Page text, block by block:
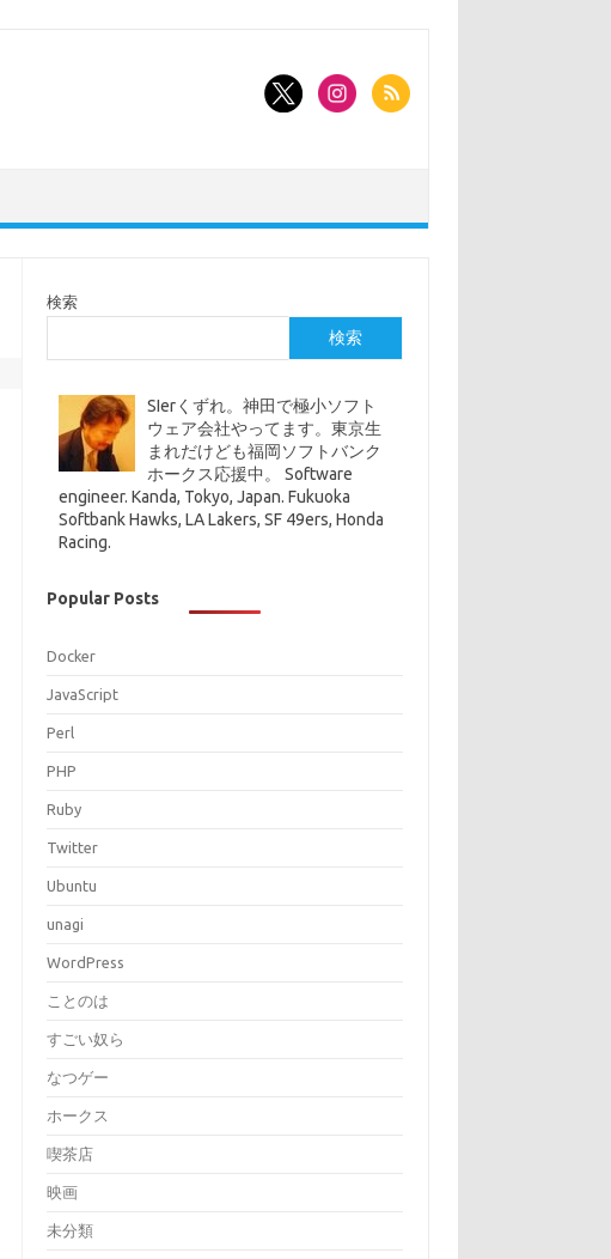
検索
検索
SIerくずれ。神田で極小ソフト
ウェア会社やってます。東京生
まれだけども福岡ソフトバンク
ホークス応援中。 Software
engineer. Kanda, Tokyo, Japan. Fukuoka
Softbank Hawks, LA Lakers, SF 49ers, Honda
Racing.
Popular Posts
Docker
JavaScript
Perl
PHP
Ruby
Twitter
Ubuntu
unagi
WordPress
ことのは
すごい奴ら
なつゲー
ホークス
喫茶店
映画
未分類